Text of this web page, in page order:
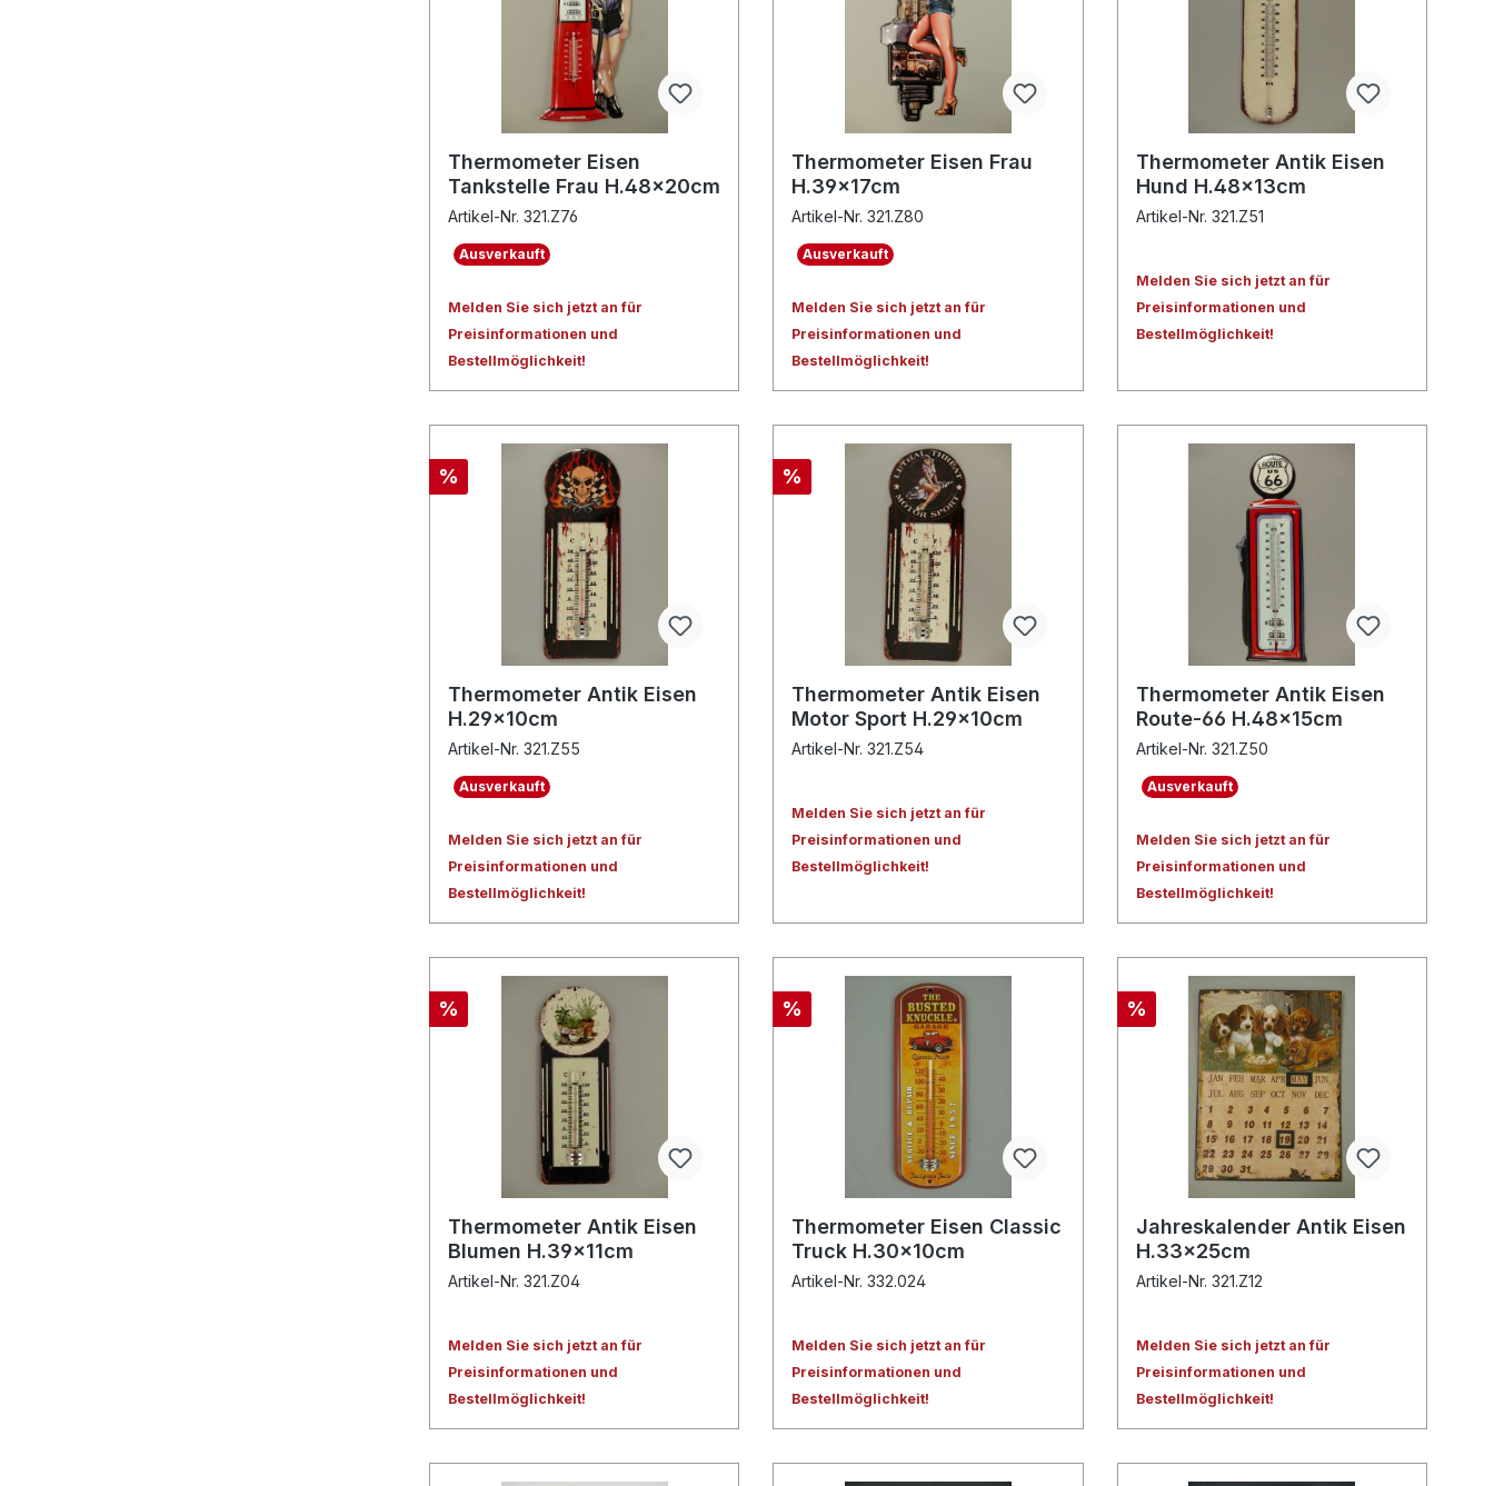
Thermometer Eisen
Tankstelle Frau H.48x20cm
Artikel-Nr. 321.Z76
Ausverkauft
Melden Sie sich jetzt an für
Preisinformationen und
Bestellmöglichkeit!
Thermometer Eisen Frau
H.39x17cm
Artikel-Nr. 321.Z80
Ausverkauft
Melden Sie sich jetzt an für
Preisinformationen und
Bestellmöglichkeit!
Thermometer Antik Eisen
Hund H.48x13cm
Artikel-Nr. 321.Z51
Melden Sie sich jetzt an für
Preisinformationen und
Bestellmöglichkeit!
%
Thermometer Antik Eisen
H.29x10cm
Artikel-Nr. 321.Z55
Ausverkauft
Melden Sie sich jetzt an für
Preisinformationen und
Bestellmöglichkeit!
%
Thermometer Antik Eisen
Motor Sport H.29x10cm
Artikel-Nr. 321.Z54
Melden Sie sich jetzt an für
Preisinformationen und
Bestellmöglichkeit!
Thermometer Antik Eisen
Route-66 H.48x15cm
Artikel-Nr. 321.Z50
Ausverkauft
Melden Sie sich jetzt an für
Preisinformationen und
Bestellmöglichkeit!
%
Thermometer Antik Eisen
Blumen H.39x11cm
Artikel-Nr. 321.Z04
Melden Sie sich jetzt an für
Preisinformationen und
Bestellmöglichkeit!
%
Thermometer Eisen Classic
Truck H.30x10cm
Artikel-Nr. 332.024
Melden Sie sich jetzt an für
Preisinformationen und
Bestellmöglichkeit!
%
Jahreskalender Antik Eisen
H.33x25cm
Artikel-Nr. 321.Z12
Melden Sie sich jetzt an für
Preisinformationen und
Bestellmöglichkeit!